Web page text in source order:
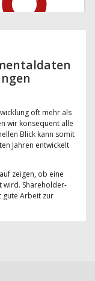
oft mehr als
wir konsequent alle
Blick kann somit
Jahren entwickelt
zeigen, ob eine
wird. Shareholder-
gute Arbeit zur